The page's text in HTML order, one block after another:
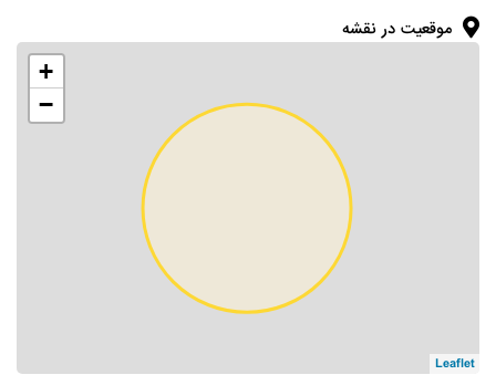
موقعیت در نقشه
+
−
Leaflet